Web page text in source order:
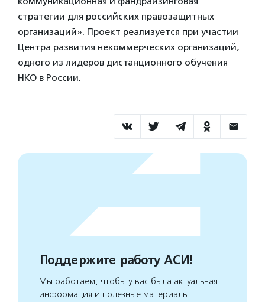
стратегии для российских правозащитных
организаций». Проект реализуется при участии
Центра развития некоммерческих организаций,
одного из лидеров дистанционного обучения
НКО в России.
Поддержите работу АСИ!
Мы работаем, чтобы у вас была актуальная
информация и полезные материалы